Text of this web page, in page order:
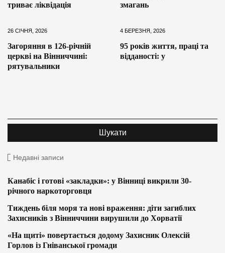
триває ліквідація
змагань
26 СІЧНЯ, 2026
Загоряння в 126-річній
церкві на Вінниччині:
рятувальники
4 БЕРЕЗНЯ, 2026
95 років життя, праці та
відданості: у
Недавні записи
Канабіс і готові «закладки»: у Вінниці викрили 30-
річного наркоторговця
Тиждень біля моря та нові враження: діти загиблих
Захисників з Вінниччини вирушили до Хорватії
«На щиті» повертається додому Захисник Олексій
Горлов із Гніванської громади